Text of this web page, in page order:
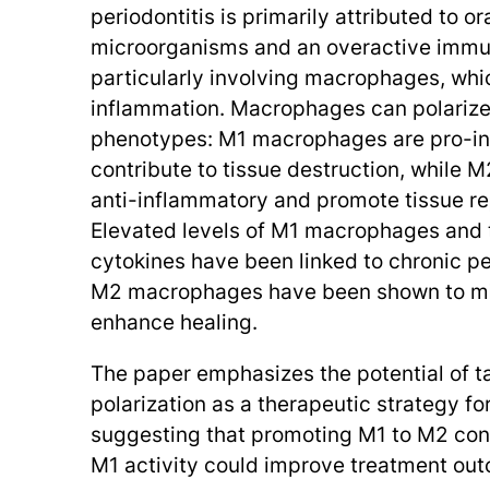
periodontitis is primarily attributed to
microorganisms and an overactive
particularly involving macrophages,
inflammation. Macrophages can
phenotypes: M1 macrophages are pro-
contribute to tissue destruction, while
anti-inflammatory and promote tissue
Elevated levels of M1 macrophages
cytokines have been linked to chronic
M2 macrophages have been shown to
enhance healing.
The paper emphasizes the potential of
polarization as a therapeutic strategy
suggesting that promoting M1 to M2
M1 activity could improve treatment